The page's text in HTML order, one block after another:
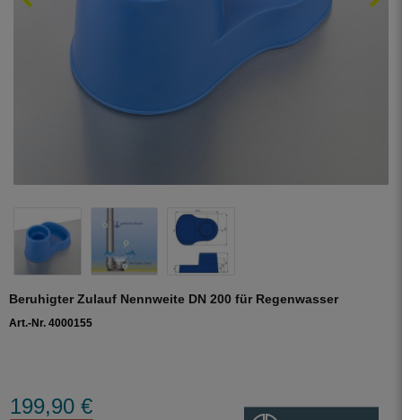
Beruhigter Zulauf Nennweite DN 200 für Regenwasser
Art.-Nr. 4000155
199,90 €